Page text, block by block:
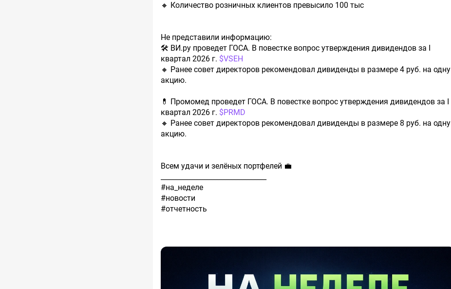
🔸️ Количество розничных клиентов превысило 100 тыс
Не представили информацию:
🛠 ВИ.ру проведет ГОСА. В повестке вопрос утверждения дивидендов за I
квартал 2026 г. $VSEH
🔸️ Ранее совет директоров рекомендовал дивиденды в размере 4 руб. на одну
акцию.
💊 Промомед проведет ГОСА. В повестке вопрос утверждения дивидендов за I
квартал 2026 г. $PRMD
🔸️ Ранее совет директоров рекомендовал дивиденды в размере 8 руб. на одну
акцию.
Всем удачи и зелёных портфелей 💼
#на_неделе
#новости
#отчетность